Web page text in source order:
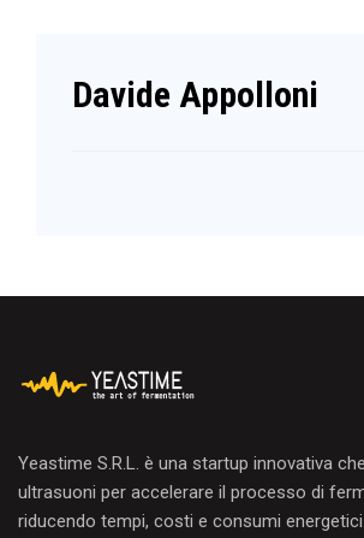
Davide Appolloni
Yeastime S.R.L. è una startup innovativa
ultrasuoni per accelerare il processo di
riducendo tempi, costi e consumi energetici.